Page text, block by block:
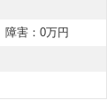
障害：0万円